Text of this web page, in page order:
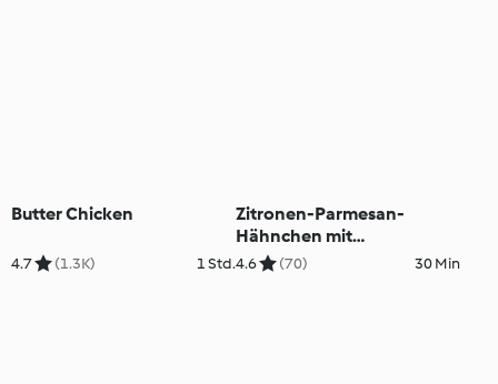
Butter Chicken
4.7 (1.3K) 1 Std.
Zitronen-Parmesan-
Hähnchen mit
Zucchininudeln
4.6 (70) 30 Min